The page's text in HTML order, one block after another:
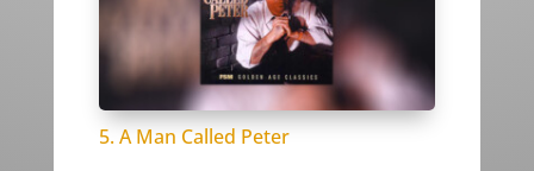
5. A Man Called Peter